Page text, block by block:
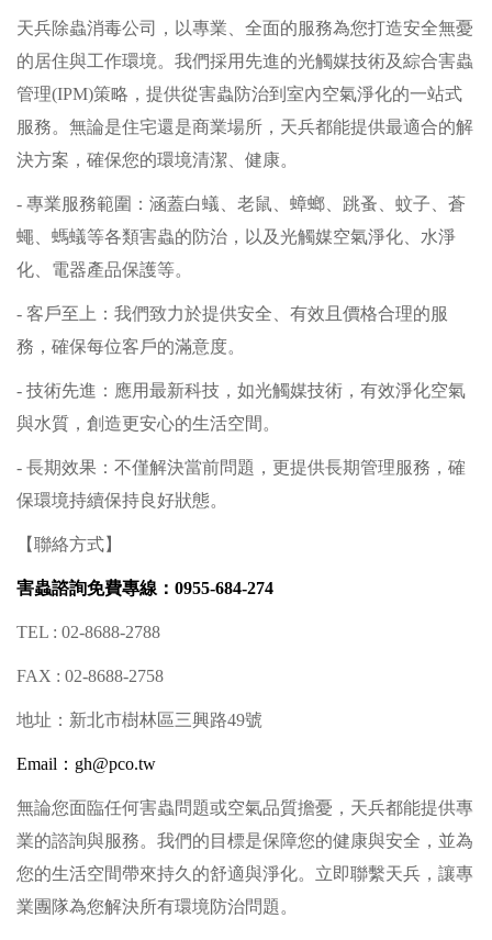
天兵除蟲消毒公司，以專業、全面的服務為您打造安全無憂
的居住與工作環境。我們採用先進的光觸媒技術及綜合害蟲
管理(IPM)策略，提供從害蟲防治到室內空氣淨化的一站式
服務。無論是住宅還是商業場所，天兵都能提供最適合的解
決方案，確保您的環境清潔、健康。
- 專業服務範圍：涵蓋白蟻、老鼠、蟑螂、跳蚤、蚊子、蒼
蠅、螞蟻等各類害蟲的防治，以及光觸媒空氣淨化、水淨
化、電器產品保護等。
- 客戶至上：我們致力於提供安全、有效且價格合理的服
務，確保每位客戶的滿意度。
- 技術先進：應用最新科技，如光觸媒技術，有效淨化空氣
與水質，創造更安心的生活空間。
- 長期效果：不僅解決當前問題，更提供長期管理服務，確
保環境持續保持良好狀態。
【聯絡方式】
害蟲諮詢免費專線：0955-684-274
TEL : 02-8688-2788
FAX : 02-8688-2758
地址：新北市樹林區三興路49號
Email： gh@pco.tw
無論您面臨任何害蟲問題或空氣品質擔憂，天兵都能提供專
業的諮詢與服務。我們的目標是保障您的健康與安全，並為
您的生活空間帶來持久的舒適與淨化。立即聯繫天兵，讓專
業團隊為您解決所有環境防治問題。